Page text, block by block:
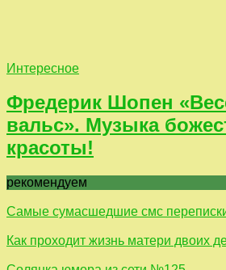
Интересное
Фредерик Шопен
вальс». Музыка
красоты!
рекомендуем
Самые сумасшедшие смс
Как проходит жизнь матери двоих